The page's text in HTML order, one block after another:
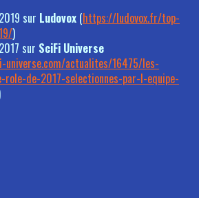
sur Ludovox (https://ludovox.fr/top-
)
sur SciFi Universe
universe.com/actualites/16475/les-
role-de-2017-selectionnes-par-l-equipe-